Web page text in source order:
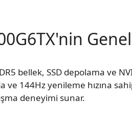
bellek, SSD depolama ve
144Hz yenileme hızına
deneyimi sunar.